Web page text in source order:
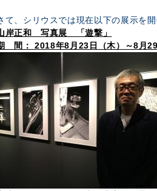
て、シリウスでは現在以下の展示を開
岸正和 写真展 「遊撃」
間： 2018年8月23日（木）～8月29